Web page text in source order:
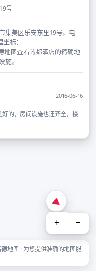
号
集美区乐安东里19号。电
标：
地图查看诚都酒店的精确地
施。
2016-06-16
的，房间设施也还齐全，楼
+ −
地图 · 为您提供准确的地图服